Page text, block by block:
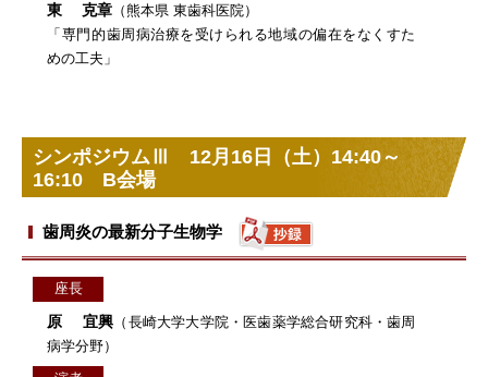
東 克章 （熊本県 東歯科医院）
「専門的歯周病治療を受けられる地域の偏在をなくすた
めの工夫」
シンポジウムⅢ 12月16日（土）14:40～
16:10 B会場
歯周炎の最新分子生物学
座長
原 宜興 （長崎大学大学院・医歯薬学総合研究科・歯周
病学分野）